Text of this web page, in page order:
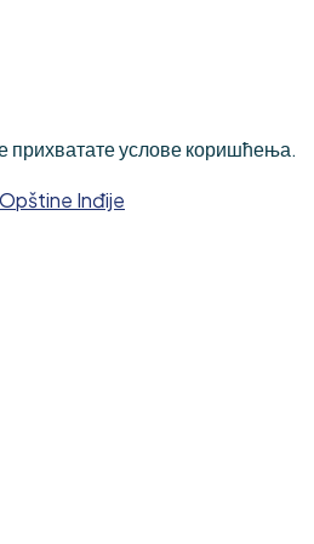
услове коришћења.